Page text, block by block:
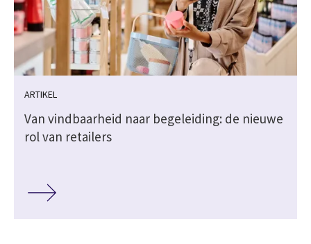
ARTIKEL
Van vindbaarheid naar begeleiding: de nieuwe
rol van retailers